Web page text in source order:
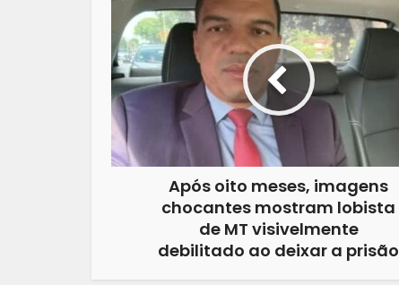
Após oito meses, imagens
chocantes mostram lobista
de MT visivelmente
debilitado ao deixar a prisão